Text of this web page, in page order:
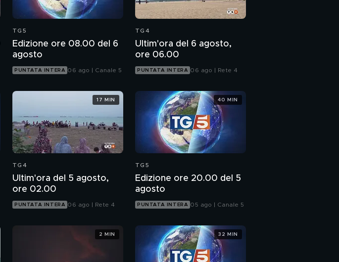
TG5
Edizione ore 08.00 del 6
agosto
PUNTATA INTERA 06 ago | Canale 5
TG4
Ultim'ora del 6 agosto,
ore 06.00
PUNTATA INTERA 06 ago | Rete 4
TG4
Ultim'ora del 5 agosto,
ore 02.00
PUNTATA INTERA 06 ago | Rete 4
17 MIN
TG5
Edizione ore 20.00 del 5
agosto
PUNTATA INTERA 05 ago | Canale 5
40 MIN
2 MIN 32 MIN